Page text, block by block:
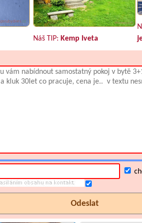
Náš TIP: Kemp Iveta